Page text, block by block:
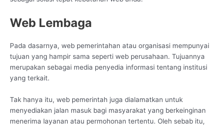
Web Lembaga
Pada dasarnya, web pemerintahan atau organisasi mempunyai
tujuan yang hampir sama seperti web perusahaan. Tujuannya
merupakan sebagai media penyedia informasi tentang institusi
yang terkait.
Tak hanya itu, web pemerintah juga dialamatkan untuk
menyediakan jalan masuk bagi masyarakat yang berkeinginan
menerima layanan atau permohonan tertentu. Oleh sebab itu,